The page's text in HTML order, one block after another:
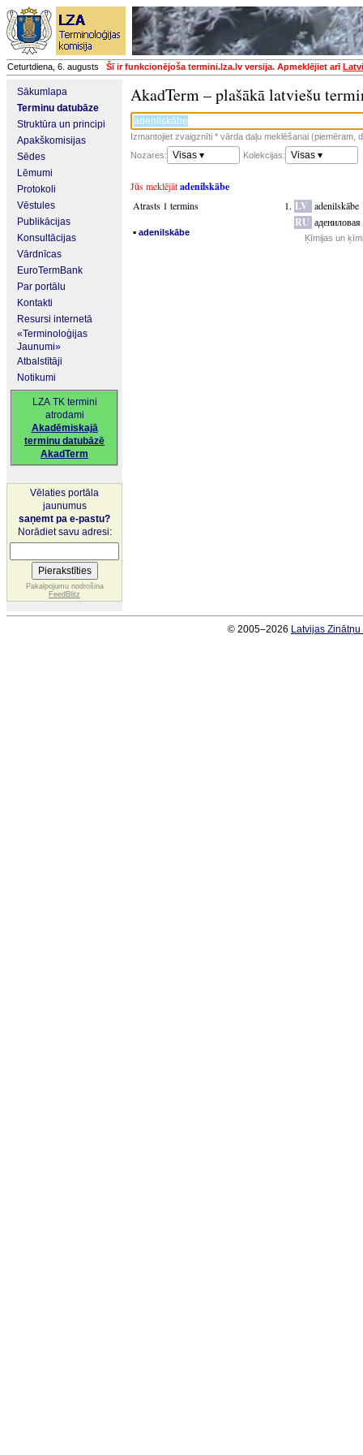
Ceturtdiena, 6. augusts Šī ir funkcionējoša termini.lza.lv versija. Apmeklējiet arī
Sākumlapa
Terminu datubāze
Struktūra un principi
Apakškomisijas
Sēdes
Lēmumi
Protokoli
Vēstules
Publikācijas
Konsultācijas
Vārdnīcas
EuroTermBank
Par portālu
Kontakti
Resursi internetā
«Terminoloģijas
Jaunumi»
Atbalstītāji
Notikumi
LZA TK termini
atrodami
Akadēmiskajā
terminu datubāzē
AkadTerm
Vēlaties portāla
jaunumus
saņemt pa e-pastu?
Norādiet savu adresi:
Pakalpojumu nodrošina
FeedBlitz
AkadTerm – plašākā latviešu
Izmantojiet zvaigznīti * vārda daļu meklēšanai (piemēram,
Nozares:
Visas ▾ Kolekcijas: Visas ▾
Jūs meklējātadenilskābe
Atrasts 1 termins
▪ adenilskābe
LV adenilskābe
RU адениловая
Ķīmijas un
© 2005–2026 Latvijas